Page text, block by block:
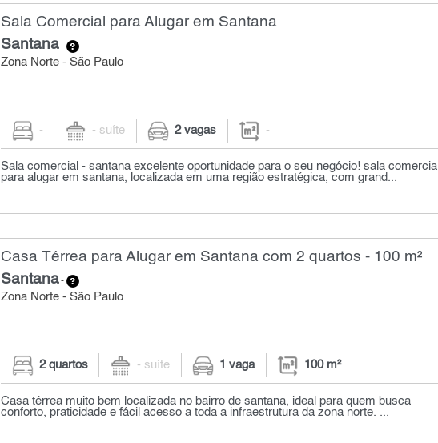
Sala Comercial para Alugar em Santana
Santana-
Zona Norte - São Paulo
- - suíte 2 vagas -
Sala comercial - santana excelente oportunidade para o seu negócio! sala comercial
para alugar em santana, localizada em uma região estratégica, com grand...
Casa Térrea para Alugar em Santana com 2 quartos - 100 m²
Santana-
Zona Norte - São Paulo
2 quartos - suíte 1 vaga 100 m²
Casa térrea muito bem localizada no bairro de santana, ideal para quem busca
conforto, praticidade e fácil acesso a toda a infraestrutura da zona norte. ...